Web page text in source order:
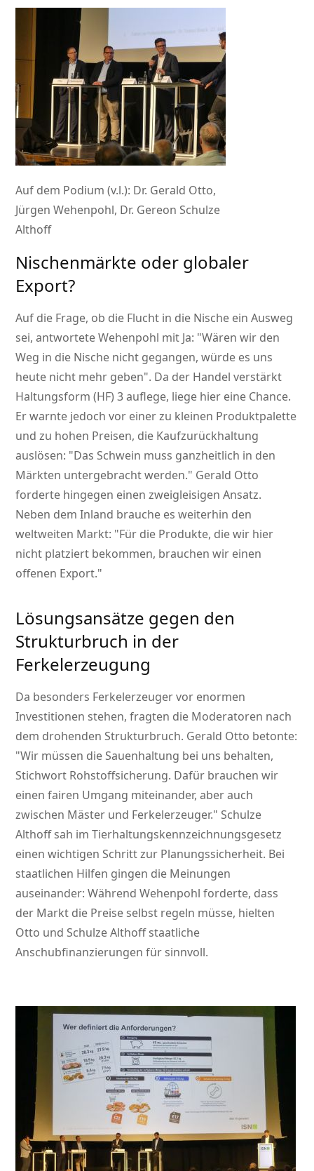
Auf dem Podium (v.l.): Dr. Gerald Otto,
Jürgen Wehenpohl, Dr. Gereon Schulze
Althoff
Nischenmärkte oder globaler
Export?
Auf die Frage, ob die Flucht in die Nische ein Ausweg
sei, antwortete Wehenpohl mit Ja: Wären wir den
Weg in die Nische nicht gegangen, würde es uns
heute nicht mehr geben . Da der Handel verstärkt
Haltungsform (HF) 3 auflege, liege hier eine Chance.
Er warnte jedoch vor einer zu kleinen Produktpalette
und zu hohen Preisen, die Kaufzurückhaltung
auslösen: Das Schwein muss ganzheitlich in den
Märkten untergebracht werden. Gerald Otto
forderte hingegen einen zweigleisigen Ansatz.
Neben dem Inland brauche es weiterhin den
weltweiten Markt: Für die Produkte, die wir hier
nicht platziert bekommen, brauchen wir einen
offenen Export.
Lösungsansätze gegen den
Strukturbruch in der
Ferkelerzeugung
Da besonders Ferkelerzeuger vor enormen
Investitionen stehen, fragten die Moderatoren nach
dem drohenden Strukturbruch. Gerald Otto betonte:
Wir müssen die Sauenhaltung bei uns behalten,
Stichwort Rohstoffsicherung. Dafür brauchen wir
einen fairen Umgang miteinander, aber auch
zwischen Mäster und Ferkelerzeuger. Schulze
Althoff sah im Tierhaltungskennzeichnungsgesetz
einen wichtigen Schritt zur Planungssicherheit. Bei
staatlichen Hilfen gingen die Meinungen
auseinander: Während Wehenpohl forderte, dass
der Markt die Preise selbst regeln müsse, hielten
Otto und Schulze Althoff staatliche
Anschubfinanzierungen für sinnvoll.